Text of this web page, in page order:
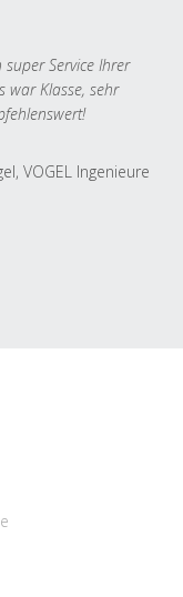
Service Ihrer
war Klasse, sehr
VOGEL Ingenieure